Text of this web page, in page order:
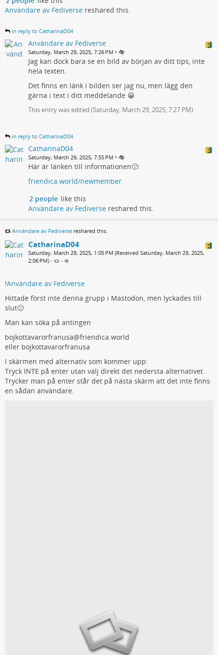
Användare av Fediverse reshared this.
in reply to CatharinaD04
Användare av Fediverse
Saturday, March 29, 2025, 7:26 PM •
Jag kan dock bara se en bild av början av ditt tips, inte
hela texten.
Det finns en länk i bilden ser jag nu, men lägg den
gärna i text i ditt meddelande 😀
This entry was edited (Saturday, March 29, 2025, 7:27 PM)
in reply to CatharinaD04
CatharinaD04
Saturday, March 29, 2025, 7:55 PM •
Här är länken till informationen🙂:
friendica.world/newmember
2 people like this
Användare av Fediverse reshared this.
Användare av Fediverse reshared this.
CatharinaD04
Saturday, March 29, 2025, 1:05 PM (Received Saturday, March 29, 2025,
2:06 PM) • •
!Användare av Fediverse
Hittade först inte denna grupp i Mastodon, men lyckades till
slut🙂
Man kan söka på antingen
bojkottavarorfranusa@friendica.world
eller bojkottavarorfranusa
I skärmen med alternativ som kommer upp:
Tryck INTE på enter utan välj direkt det nedersta alternativet.
Trycker man på enter står det på nästa skärm att det inte finns
en sådan användare.